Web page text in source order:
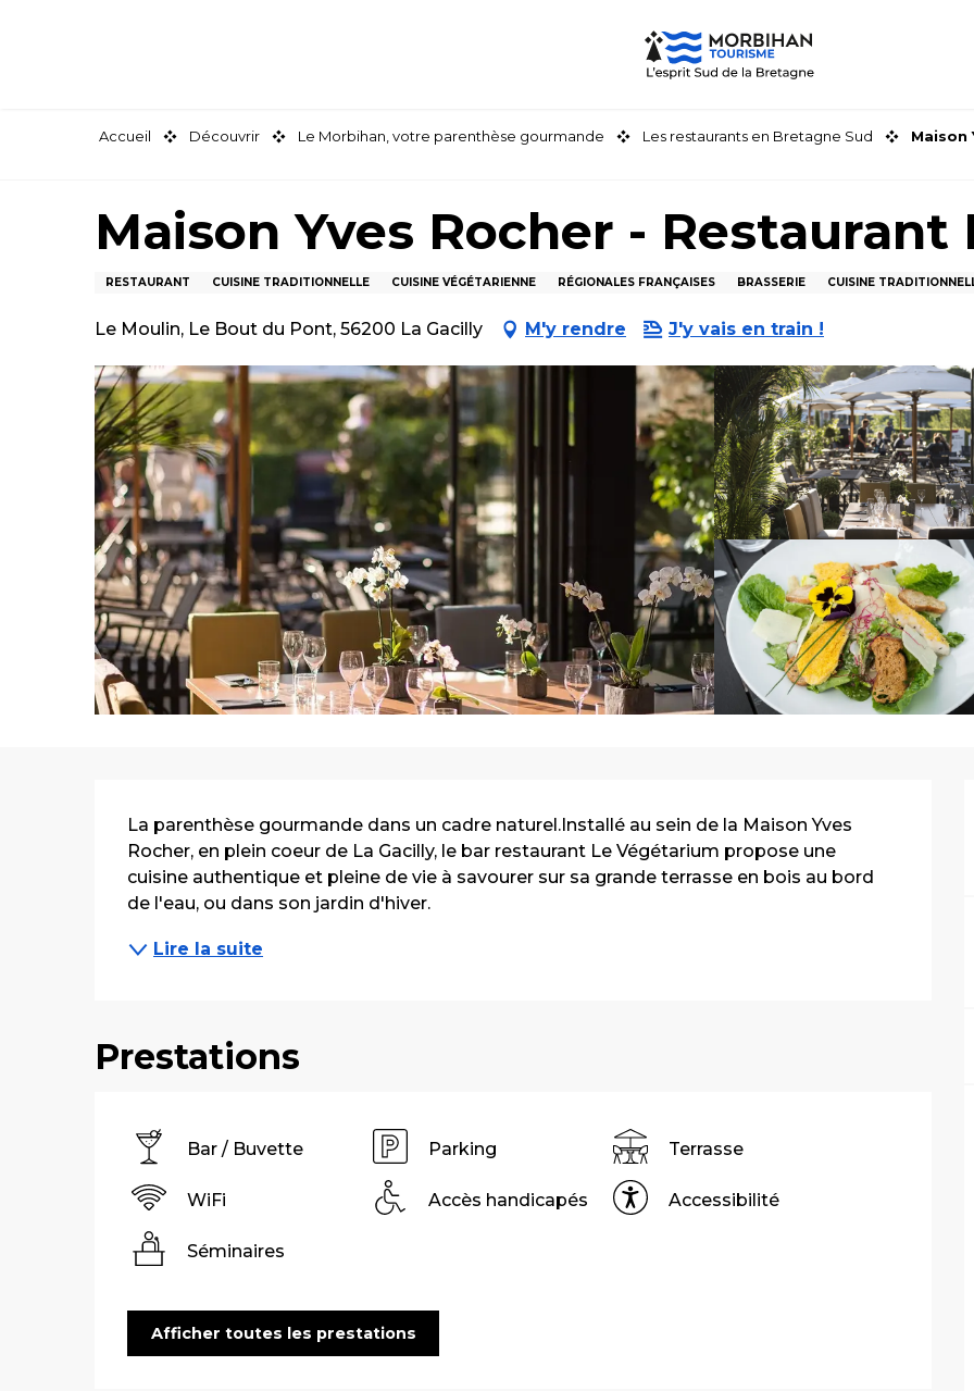
Accueil Découvrir Le Morbihan, votre parenthèse gourmande Les restaurants en Bretagne Sud Maison
Maison Yves Rocher -
RESTAURANT CUISINE TRADITIONNELLE CUISINE VÉGÉTARIENNE RÉGIONALES FRANÇAISES BRASSERIE CUISINE
Le Moulin, Le Bout du Pont, 56200 La Gacilly M'y rendre J'y vais en train !
Description
La parenthèse gourmande dans un cadre naturel.Installé au sein de la Maison Yves
Rocher, en plein coeur de La Gacilly, le bar restaurant Le Végétarium propose une
cuisine authentique et pleine de vie à savourer sur sa grande terrasse en bois au bord
de l'eau, ou dans son jardin d'hiver.
Lire la suite
Prestations
Bar / Buvette Parking Terrasse
WiFi Accès handicapés Accessibilité
Séminaires
Afficher toutes les prestations